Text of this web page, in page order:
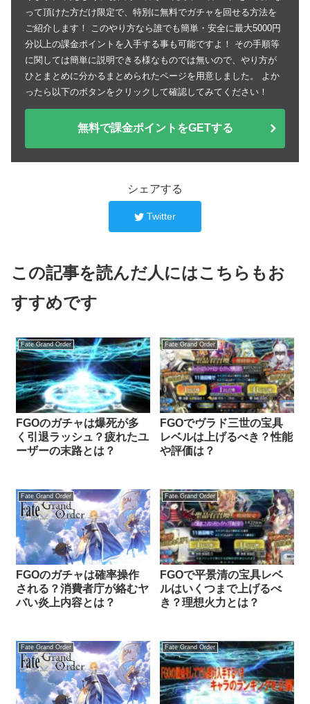
って頂けた方だけ限定で、特別に無料でガチャを回せる方法を
ご紹介します！ このやり方なら誰でも簡単・安全に最大5000円
分以上の課金ポイントを入手する事も可能ですよ！ その手順等
に関しては簡単に説明できる様なものでは無いので、やり方が
ひとまとめに分かるまとめられたページを用意しました。 よか
ったら以下のボタンをクリックして確認してみてください！
無料で課金ポイントをGETする
シェアする
Twitter
この記事を読んだ人にはこちらもお
すすめです
Fate Grand Order
FGOのガチャは爆死が多
く引退ラッシュ？疲れたユ
ーザーの末路とは？
Fate Grand Order
FGOでヴラド三世の宝具
レベルは上げるべき？性能
や評価は？
Fate Grand Order
FGOのガチャは確率操作
される？消費者庁が絡むヤ
バい炎上内容とは？
Fate Grand Order
FGOで平景清の宝具レベ
ルはいくつまで上げるべ
き？理想火力とは？
Fate Grand Order Fate Grand Order